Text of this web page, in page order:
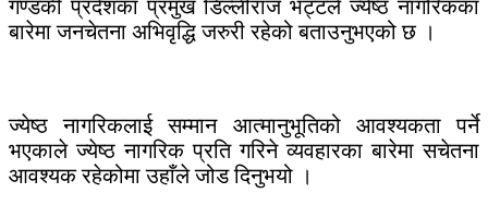
गण्डकी प्रदेशका प्रमुख डिल्लीराज भट्टले ज्येष्ठ नागरिकका
बारेमा जनचेतना अभिवृद्धि जरुरी रहेको बताउनुभएको छ ।
ज्येष्ठ नागरिकलाई सम्मान आत्मानुभूतिको आवश्यकता पर्ने
भएकाले ज्येष्ठ नागरिक प्रति गरिने व्यवहारका बारेमा सचेतना
आवश्यक रहेकोमा उहाँले जोड दिनुभयो ।